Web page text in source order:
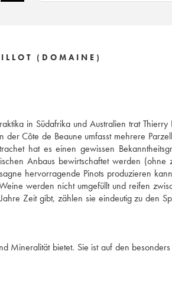
(DOMAINE)
in Südafrika und Australien trat Thierry
Côte de Beaune umfasst mehrere
hat es einen gewissen
Anbaus bewirtschaftet werden (ohne
hervorragende Pinots produzieren
werden nicht umgefüllt und reifen
Zeit gibt, zählen sie eindeutig zu den
Mineralität bietet. Sie ist auf den